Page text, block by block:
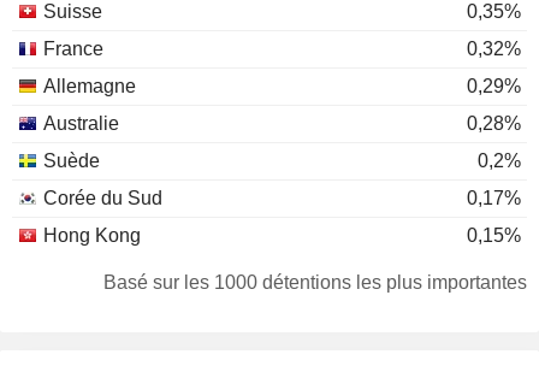
Suisse
0,35%
France
0,32%
Allemagne
0,29%
Australie
0,28%
Suède
0,2%
Corée du Sud
0,17%
Hong Kong
0,15%
Danemark
0,12%
Basé sur les 1000 détentions les plus importantes